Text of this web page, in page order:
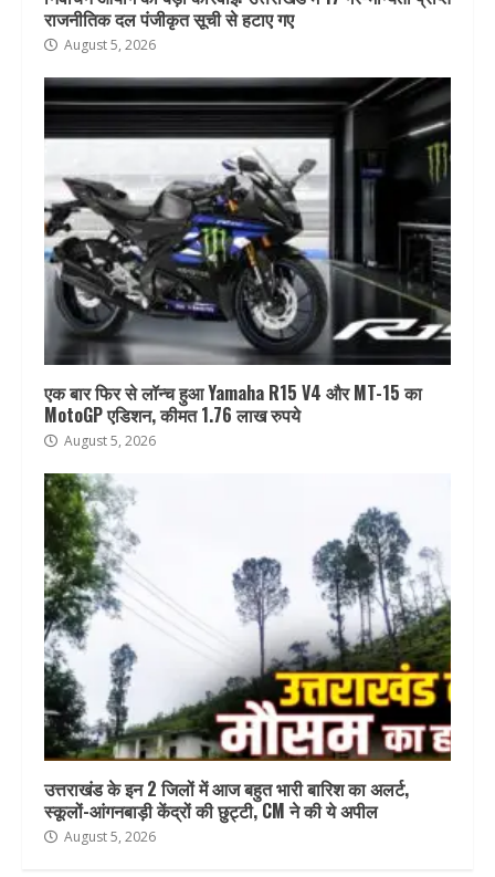
राजनीतिक दल पंजीकृत सूची से हटाए गए
August 5, 2026
एक बार फिर से लॉन्च हुआ Yamaha R15 V4 और MT-15 का
MotoGP एडिशन, कीमत 1.76 लाख रुपये
August 5, 2026
उत्तराखंड के इन 2 जिलों में आज बहुत भारी बारिश का अलर्ट,
स्कूलों-आंगनबाड़ी केंद्रों की छुट्टी, CM ने की ये अपील
August 5, 2026